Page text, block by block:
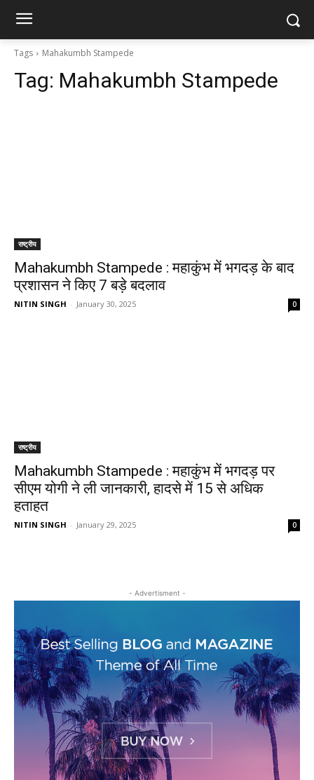
Tags Mahakumbh Stampede
Tag: Mahakumbh Stampede
राष्ट्रीय
Mahakumbh Stampede : महाकुंभ में भगदड़ के बाद
प्रशासन ने क‍िए 7 बड़े बदलाव
NITIN SINGH - January 30, 2025 0
राष्ट्रीय
Mahakumbh Stampede : महाकुंभ में भगदड़ पर
सीएम योगी ने ली जानकारी, हादसे में 15 से अधिक
हताहत
NITIN SINGH - January 29, 2025 0
- Advertisment -